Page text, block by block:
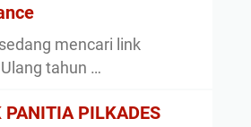
mencari link
tahun …
PANITIA PILKADES